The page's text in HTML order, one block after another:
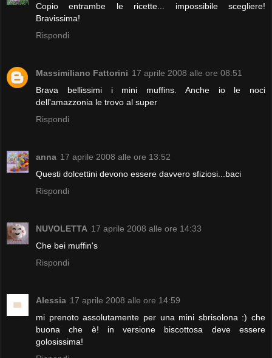
Copio entrambe le ricette... impossibile scegliere!
Bravissima!
Rispondi
Massimiliano Fattorini 17 aprile 2008 alle ore 08:51
Brava bellissimi i mini muffins. Anche io le noci
dell'amazzonia le trovo al super
Rispondi
anna 17 aprile 2008 alle ore 13:52
Questi dolcettini devono essere davvero sfiziosi...baci
Rispondi
NUVOLETTA 17 aprile 2008 alle ore 14:33
Che bei muffin's
Rispondi
Alessia 17 aprile 2008 alle ore 14:59
mi prenoto assolutamente per una mini sbrisolona :) che
buona che è! in versione biscottosa deve essere
golosissima!